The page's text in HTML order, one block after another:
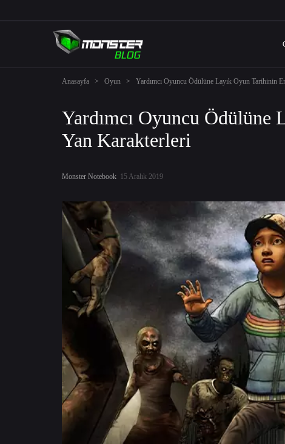
Anasayfa > Oyun > Yardımcı Oyuncu Ödülüne Layık Oyun Tarihinin
Yardımcı Oyuncu
Yan Karakterleri
Monster Notebook 15 Aralık 2019